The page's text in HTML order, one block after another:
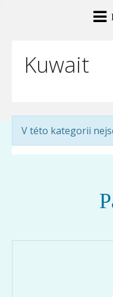
Kuwait
V této kategorii